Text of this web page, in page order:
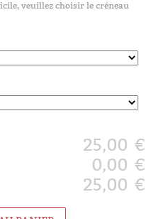
veuillez choisir le créneau
25,00 €
0,00 €
25,00 €